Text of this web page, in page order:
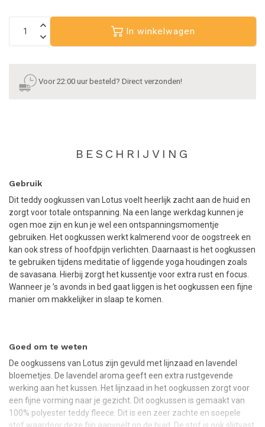
In winkelwagen
Voor 22:00 uur besteld? Direct verzonden!
BESCHRIJVING
Gebruik
Dit teddy oogkussen van Lotus voelt heerlijk zacht aan de huid en
zorgt voor totale ontspanning. Na een lange werkdag kunnen je
ogen moe zijn en kun je wel een ontspanningsmomentje
gebruiken. Het oogkussen werkt kalmerend voor de oogstreek en
kan ook stress of hoofdpijn verlichten. Daarnaast is het oogkussen
te gebruiken tijdens meditatie of liggende yoga houdingen zoals
de savasana. Hierbij zorgt het kussentje voor extra rust en focus.
Wanneer je ’s avonds in bed gaat liggen is het oogkussen een fijne
manier om makkelijker in slaap te komen.
Goed om te weten
De oogkussens van Lotus zijn gevuld met lijnzaad en lavendel
bloemetjes. De lavendel aroma geeft een extra rustgevende
werking aan het kussen. Het lijnzaad in het oogkussen zorgt voor
een fijne vorming naar je gezicht. Dit oogkussen is gemaakt van
100% polyester teddy fleece. Dit is een zeer zachte en soepele
stof waardoor deze fijn aanvoelt op de huid. De stof is ook slijtvast